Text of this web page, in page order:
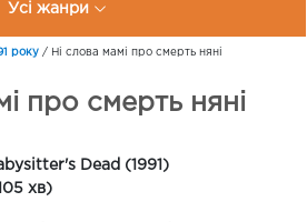
Усі жанри
року / Ні слова мамі про смерть няні
про смерть няні
Dead (1991)
хв)